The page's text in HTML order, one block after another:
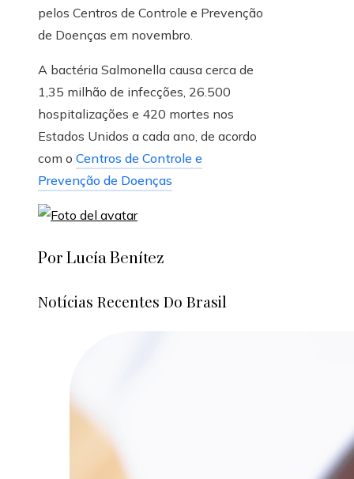
pelos Centros de Controle e Prevenção
de Doenças em novembro.
A bactéria Salmonella causa cerca de
1,35 milhão de infecções, 26.500
hospitalizações e 420 mortes nos
Estados Unidos a cada ano, de acordo
com o Centros de Controle e
Prevenção de Doenças
Por Lucía Benítez
Notícias Recentes Do Brasil